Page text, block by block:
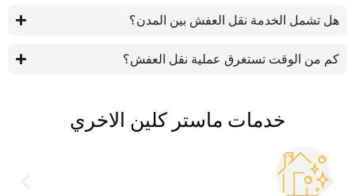
هل تشمل الخدمة نقل العفش بين المدن؟
كم من الوقت تستغرق عملية نقل العفش؟
خدمات ماستر كلين الاخري